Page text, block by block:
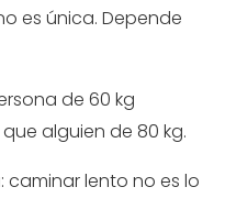
es única. Depende
de 60 kg
alguien de 80 kg.
: caminar lento no es lo